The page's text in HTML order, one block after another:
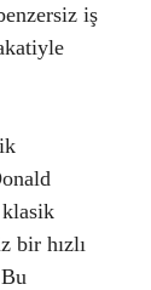
iş
bir hızlı